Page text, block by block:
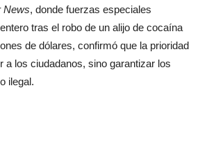
News, donde fuerzas especiales
tras el robo de un alijo de cocaína
de dólares, confirmó que la prioridad
a los ciudadanos, sino garantizar los
ilegal.